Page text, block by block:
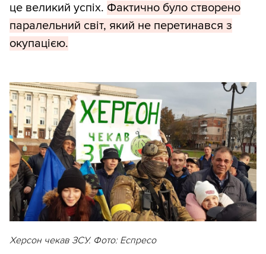
це великий успіх. Фактично було створено
паралельний світ, який не перетинався з
окупацією.
Херсон чекав ЗСУ. Фото: Еспресо